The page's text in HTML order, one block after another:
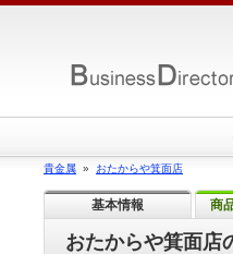
おたからや箕面店
貴金属 » おたからや箕面店
基本情報 商